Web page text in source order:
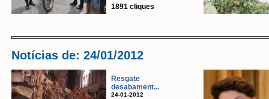
1891 cliques
Notícias de: 24/01/2012
Resgate
desabament...
24-01-2012